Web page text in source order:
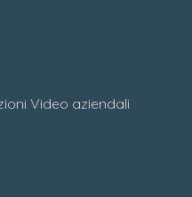
Video aziendali